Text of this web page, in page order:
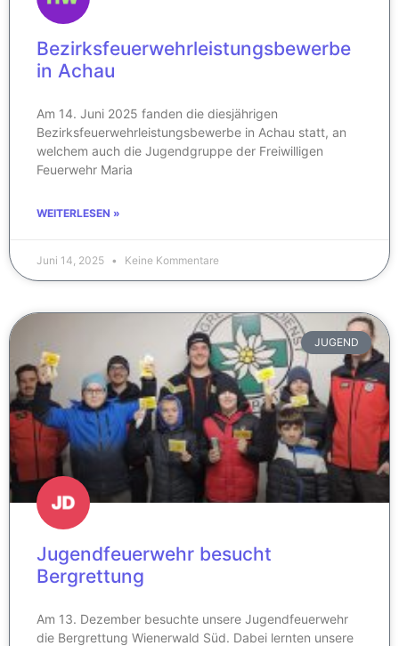
Bezirksfeuerwehrleistungsbewerbe
in Achau
Am 14. Juni 2025 fanden die diesjährigen
Bezirksfeuerwehrleistungsbewerbe in Achau statt, an
welchem auch die Jugendgruppe der Freiwilligen
Feuerwehr Maria
WEITERLESEN »
Juni 14, 2025 Keine Kommentare
JUGEND
Jugendfeuerwehr besucht
Bergrettung
Am 13. Dezember besuchte unsere Jugendfeuerwehr
die Bergrettung Wienerwald Süd. Dabei lernten unsere